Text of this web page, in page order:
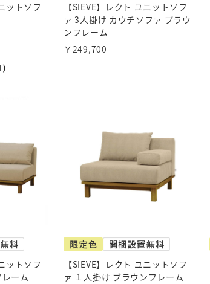
ットソフ
【SIEVE】レクト ユニットソフ
ァ 3人掛け カウチソファ ブラウ
ンフレーム
￥249,700
ットソフ
ーム
【SIEVE】レクト ユニットソフ
ァ １人掛け ブラウンフレーム